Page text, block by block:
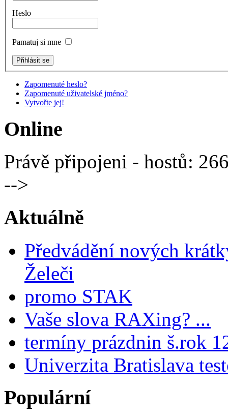
Heslo
Pamatuj si mne
Zapomenuté heslo?
Zapomenuté uživatelské jméno?
Vytvořte jej!
Online
Právě připojeni - hostů:
-->
Aktuálně
Předvádění nových
Želeči
promo STAK
Vaše slova RAXing? ...
termíny prázdnin š.rok
Univerzita Bratislava
Populární